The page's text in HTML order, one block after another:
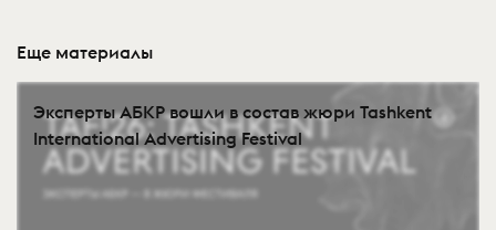
Еще материалы
Эксперты АБКР вошли в состав жюри Tashkent
International Advertising Festival